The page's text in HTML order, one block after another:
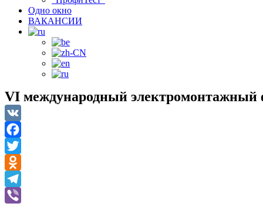
Одно окно
ВАКАНСИИ
VI международный электромонтажный
VK
Facebook
Twitter
Odnoklassniki
Telegram